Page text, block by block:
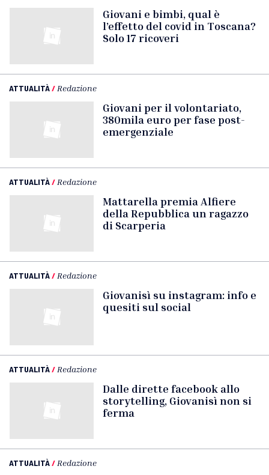
Giovani e bimbi, qual è
l’effetto del covid in Toscana?
Solo 17 ricoveri
ATTUALITÀ/ Redazione
Giovani per il volontariato,
380mila euro per fase post-
emergenziale
ATTUALITÀ/ Redazione
Mattarella premia Alfiere
della Repubblica un ragazzo
di Scarperia
ATTUALITÀ/ Redazione
Giovanisì su instagram: info e
quesiti sul social
ATTUALITÀ/ Redazione
Dalle dirette facebook allo
storytelling, Giovanisì non si
ferma
ATTUALITÀ/ Redazione